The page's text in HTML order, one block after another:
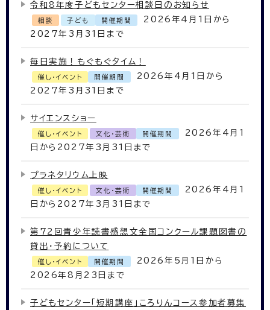
令和8年度子どもセンター相談日のお知らせ
相談 子ども 開催期間
2026年4月1日から
2027年3月31日まで
毎日実施！もぐもぐタイム！
催し・イベント 開催期間
2026年4月1日から
2027年3月31日まで
サイエンスショー
催し・イベント 文化・芸術 開催期間
2026年4月1
日から2027年3月31日まで
プラネタリウム上映
催し・イベント 文化・芸術 開催期間
2026年4月1
日から2027年3月31日まで
第72回青少年読書感想文全国コンクール課題図書の
貸出・予約について
催し・イベント 開催期間
2026年5月1日から
2026年8月23日まで
子どもセンター「短期講座」ころりんコース参加者募集